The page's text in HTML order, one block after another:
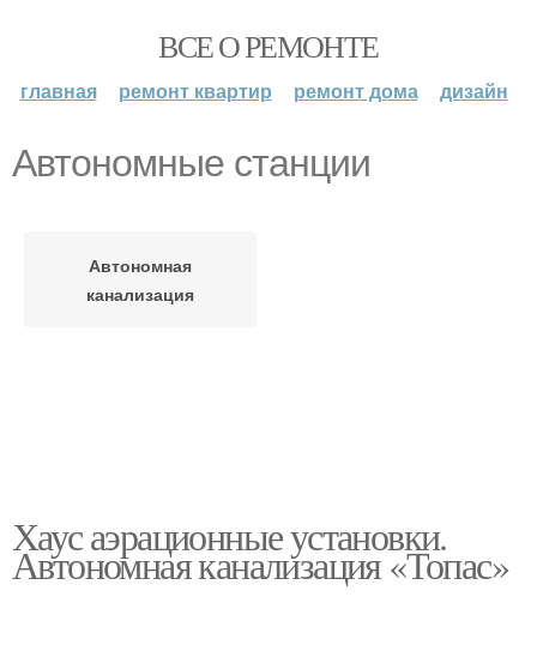
ВСЕ О РЕМОНТЕ
главная ремонт квартир ремонт дома дизайн
Автономные станции
Автономная
канализация
Хаус аэрационные установки.
Автономная канализация «Топас»